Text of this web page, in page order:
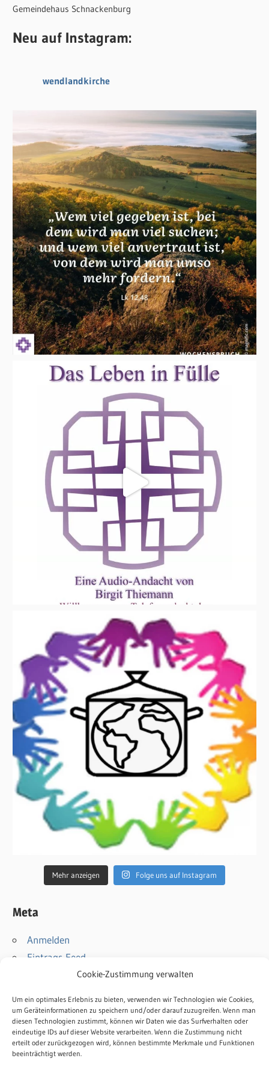
Cookie-Zustimmung verwalten
Um ein optimales Erlebnis zu bieten, verwenden wir Technologien wie Cookies,
um Geräteinformationen zu speichern und/oder darauf zuzugreifen. Wenn man
diesen Technologien zustimmt, können wir Daten wie das Surfverhalten oder
eindeutige IDs auf dieser Website verarbeiten. Wenn die Zustimmung nicht
erteilt oder zurückgezogen wird, können bestimmte Merkmale und Funktionen
beeinträchtigt werden.
Gemeindehaus Schnackenburg
Neu auf Instagram:
wendlandkirche
Mehr anzeigen Folge uns auf Instagram
Meta
Anmelden
Eintrags-Feed
Kommentar-Feed
Kontakt
Impressum
Datenschutz